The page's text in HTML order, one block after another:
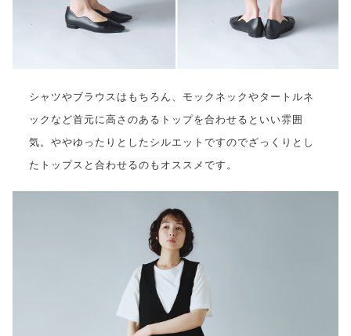
シャツやブラウスはもちろん、モックネックやタートルネ
ックなど首元に高さのあるトップを合わせるといい雰囲
気。ややゆったりとしたシルエットですのでざっくりとし
たトップスと合わせるのもオススメです。